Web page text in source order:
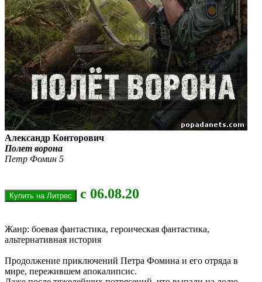
Александр Конторович
Полет ворона
Петр Фомин 5
с 06.08.20
Жанр: боевая фантастика, героическая фантастика,
альтернативная история
Продолжение приключений Петра Фомина и его отряда в
мире, пережившем апокалипсис.